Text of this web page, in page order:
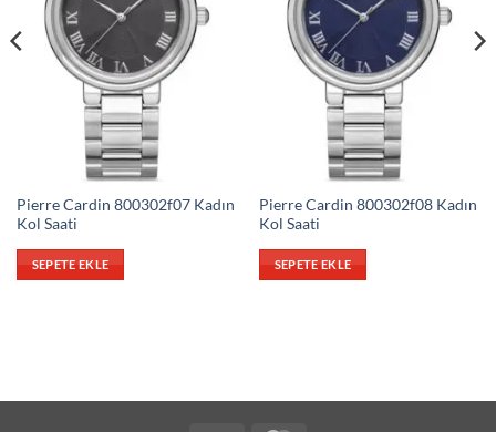
Pierre Cardin 800302f07 Kadın
Kol Saati
SEPETE EKLE
Pierre Cardin 800302f08 Kadın
Kol Saati
SEPETE EKLE